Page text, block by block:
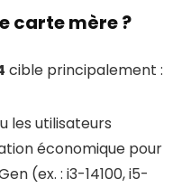
carte mère ?
cible principalement :
les utilisateurs
économique pour
(ex. : i3-14100, i5-